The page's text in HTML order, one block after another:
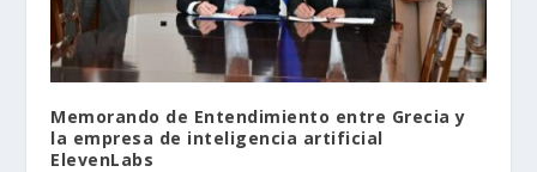
Memorando de Entendimiento entre Grecia y
la empresa de inteligencia artificial
ElevenLabs